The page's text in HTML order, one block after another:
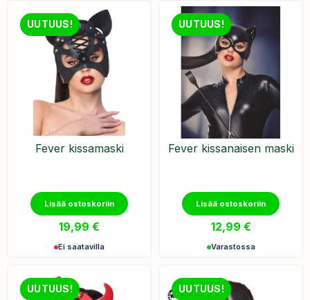
UUTUUS!
Fever kissamaski
Lisää ostoskoriin
19,99 €
Ei saatavilla
UUTUUS!
Fever kissanaisen maski
Lisää ostoskoriin
12,99 €
Varastossa
UUTUUS! UUTUUS!